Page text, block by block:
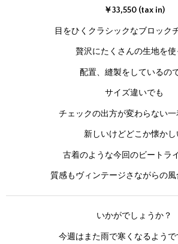
￥33,550 (tax in)
目をひくクラシックなブロック
贅沢にたくさんの生地を使
配置、縫製をしているので
サイズ違いでも
チェックの出方が変わらない一
新しいけどどこか懐かし
古着のような今回のビートラ
質感もヴィンテージさながらの風
いかがでしょうか？
今週はまた雨で寒くなるようで